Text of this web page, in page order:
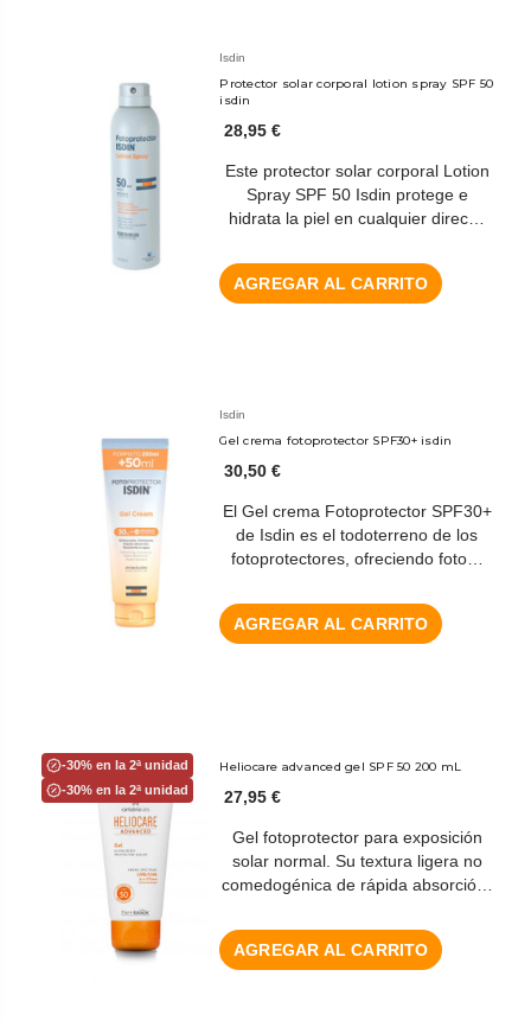
Isdin
Protector solar corporal lotion spray SPF 50
isdin
28,95 €
Este protector solar corporal Lotion
Spray SPF 50 Isdin protege e
hidrata la piel en cualquier direc…
AGREGAR AL CARRITO
Isdin
Gel crema fotoprotector SPF30+ isdin
30,50 €
El Gel crema Fotoprotector SPF30+
de Isdin es el todoterreno de los
fotoprotectores, ofreciendo foto…
AGREGAR AL CARRITO
-30% en la 2ª unidad
-30% en la 2ª unidad
Heliocare advanced gel SPF 50 200 mL
27,95 €
Gel fotoprotector para exposición
solar normal. Su textura ligera no
comedogénica de rápida absorció…
AGREGAR AL CARRITO